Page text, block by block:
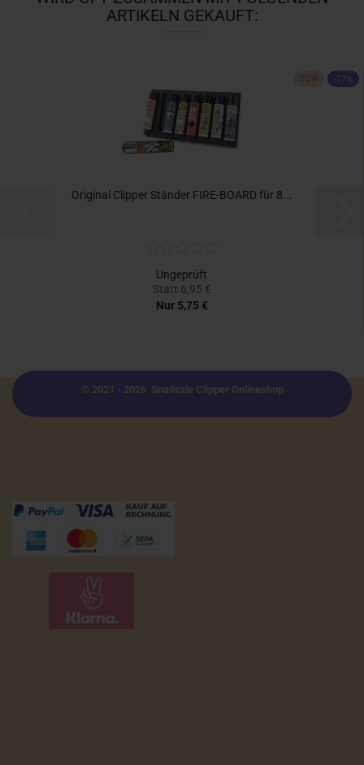
ARTIKELN GEKAUFT:
TOP -17%
Original Clipper Ständer FIRE-BOARD für 8...
Ungeprüft
Statt 6,95 €
Nur 5,75 €
© 2021 - 2026 Snailsale Clipper Onlineshop